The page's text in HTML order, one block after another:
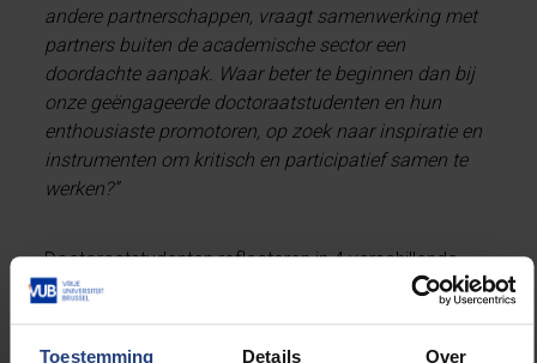
Toestemming Details Over
andere partnerschappen, vraagt samenwerking met
partners buiten de academische sector een
doordachte aanpak. Waar beter te beginnen dan bij
onze geëngageerde doctoraatstudenten en hun
enthousiaste promotoren, op zoek naar inspiratie en
instrumenten om kritisch en participatief samen te
werken?”
Doctoraatstudenten reflecteren in 4 verschillende
trainingen over de bouwstenen en principes van
methoden en vaardigheden voor participatie